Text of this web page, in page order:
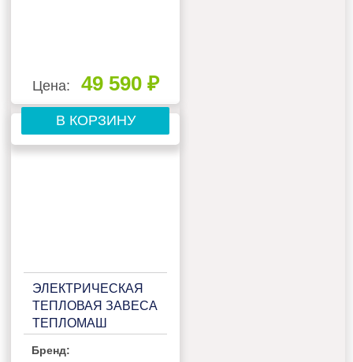
Цена: 49 590 ₽
В КОРЗИНУ
ЭЛЕКТРИЧЕСКАЯ
ТЕПЛОВАЯ ЗАВЕСА
ТЕПЛОМАШ
Бренд: